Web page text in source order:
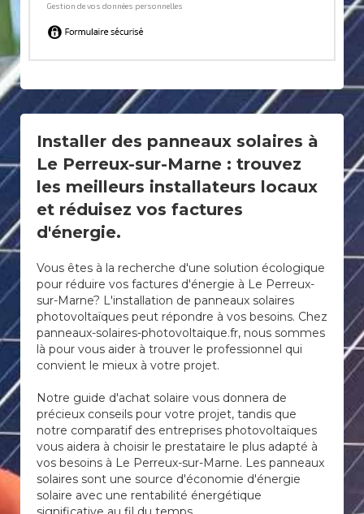
Installer des panneaux solaires à
Le Perreux-sur-Marne : trouvez
les meilleurs installateurs locaux
et réduisez vos factures
d'énergie.
Vous êtes à la recherche d'une solution écologique
pour réduire vos factures d'énergie à Le Perreux-
sur-Marne? L'installation de panneaux solaires
photovoltaïques peut répondre à vos besoins. Chez
panneaux-solaires-photovoltaique.fr, nous sommes
là pour vous aider à trouver le professionnel qui
convient le mieux à votre projet.
Notre guide d'achat solaire vous donnera de
précieux conseils pour votre projet, tandis que
notre comparatif des entreprises photovoltaïques
vous aidera à choisir le prestataire le plus adapté à
vos besoins à Le Perreux-sur-Marne. Les panneaux
solaires sont une source d'économie d'énergie
solaire avec une rentabilité énergétique